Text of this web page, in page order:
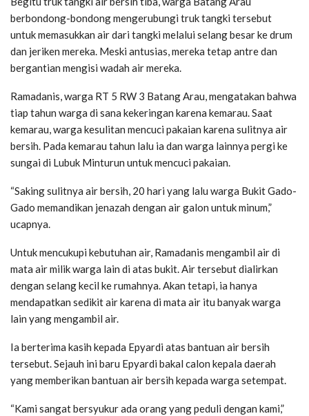
berbondong-bondong mengerubungi truk tangki tersebut
untuk memasukkan air dari tangki melalui selang besar ke drum
dan jeriken mereka. Meski antusias, mereka tetap antre dan
bergantian mengisi wadah air mereka.
Ramadanis, warga RT 5 RW 3 Batang Arau, mengatakan bahwa
tiap tahun warga di sana kekeringan karena kemarau. Saat
kemarau, warga kesulitan mencuci pakaian karena sulitnya air
bersih. Pada kemarau tahun lalu ia dan warga lainnya pergi ke
sungai di Lubuk Minturun untuk mencuci pakaian.
“Saking sulitnya air bersih, 20 hari yang lalu warga Bukit Gado-
Gado memandikan jenazah dengan air galon untuk minum,”
ucapnya.
Untuk mencukupi kebutuhan air, Ramadanis mengambil air di
mata air milik warga lain di atas bukit. Air tersebut dialirkan
dengan selang kecil ke rumahnya. Akan tetapi, ia hanya
mendapatkan sedikit air karena di mata air itu banyak warga
lain yang mengambil air.
Ia berterima kasih kepada Epyardi atas bantuan air bersih
tersebut. Sejauh ini baru Epyardi bakal calon kepala daerah
yang memberikan bantuan air bersih kepada warga setempat.
“Kami sangat bersyukur ada orang yang peduli dengan kami,”